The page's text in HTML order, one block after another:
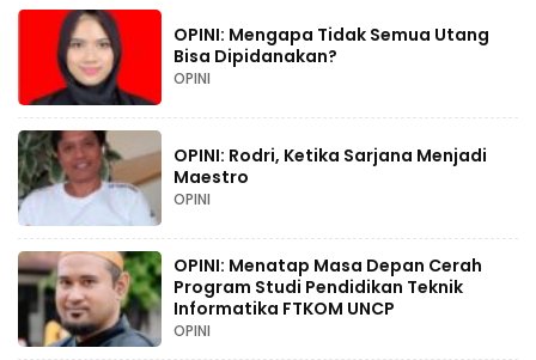
OPINI: Mengapa Tidak Semua Utang
Bisa Dipidanakan?
OPINI
OPINI: Rodri, Ketika Sarjana Menjadi
Maestro
OPINI
OPINI: Menatap Masa Depan Cerah
Program Studi Pendidikan Teknik
Informatika FTKOM UNCP
OPINI